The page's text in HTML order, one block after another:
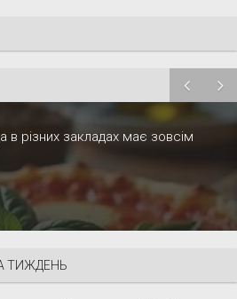
в різних закладах має зовсім
ТИЖДЕНЬ